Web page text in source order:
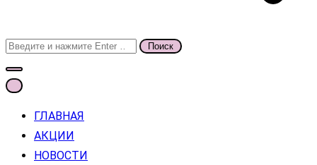
Поиск
для:
ГЛАВНАЯ
АКЦИИ
НОВОСТИ